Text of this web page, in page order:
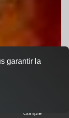
Compte
garantir la